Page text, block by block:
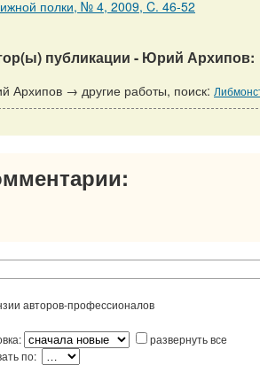
полки, № 4, 2009, C. 46-52
публикации - Юрий Архипов:
Архипов → другие работы, поиск:
авторов-профессионалов
развернуть все
по: